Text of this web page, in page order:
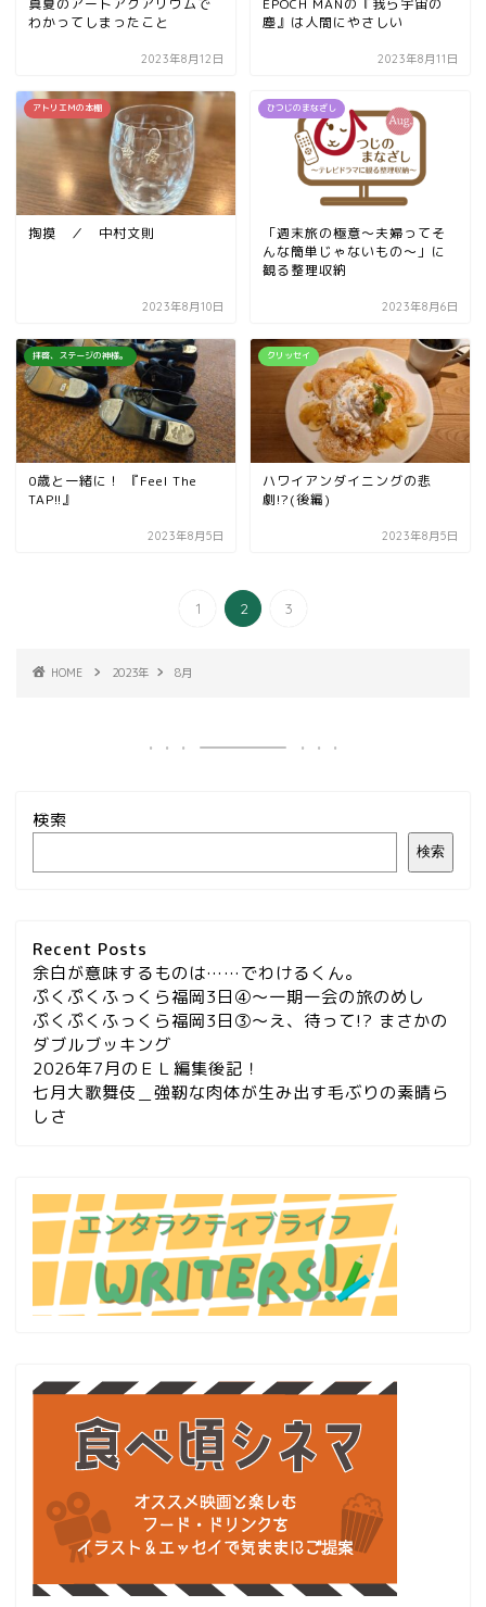
真夏のアートアクアリウムで
わかってしまったこと
2023年8月12日
EPOCH MANの『我ら宇宙の
塵』は人間にやさしい
2023年8月11日
アトリエＭの本棚
掏摸 ／ 中村文則
2023年8月10日
ひつじのまなざし
「週末旅の極意～夫婦ってそ
んな簡単じゃないもの～」に
観る整理収納
2023年8月6日
拝啓、ステージの神様。
0歳と一緒に！ 『Feel The
TAP!!』
2023年8月5日
クリッセイ
ハワイアンダイニングの悲
劇!?(後編)
2023年8月5日
1 2 3
HOME 2023年 8月
検索
検索
Recent Posts
余白が意味するものは……でわけるくん。
ぷくぷくふっくら福岡3日④～一期一会の旅のめし
ぷくぷくふっくら福岡3日③～え、待って!? まさかの
ダブルブッキング
2026年7月のＥＬ編集後記！
七月大歌舞伎＿強靭な肉体が生み出す毛ぶりの素晴ら
しさ